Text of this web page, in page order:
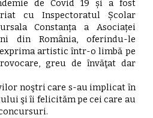
de Covid 19 și a fost
cu Inspectoratul Școlar
Constanța a Asociaței
din România, oferindu-le
artistic ȋntr-o limbă pe
greu de ȋnvăţat dar
noştri care s-au implicat ȋn
şi ȋi felicităm pe cei care au